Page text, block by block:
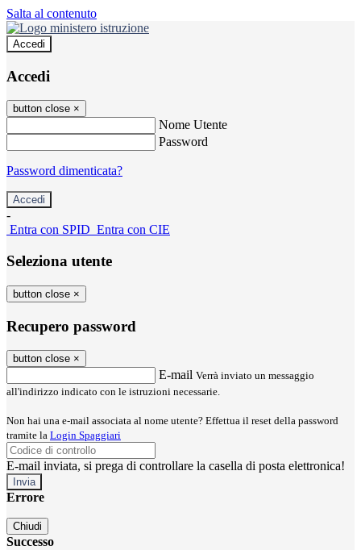
Salta al contenuto
Accedi
Accedi
button close ×
Nome Utente
Password
Password dimenticata?
-
Entra con SPID Entra con CIE
Seleziona utente
button close ×
Recupero password
button close ×
E-mail Verrà inviato un messaggio
all'indirizzo indicato con le istruzioni necessarie.
Non hai una e-mail associata al nome utente? Effettua il reset della password
tramite la Login Spaggiari
E-mail inviata, si prega di controllare la casella di posta elettronica!
Errore
Chiudi
Successo